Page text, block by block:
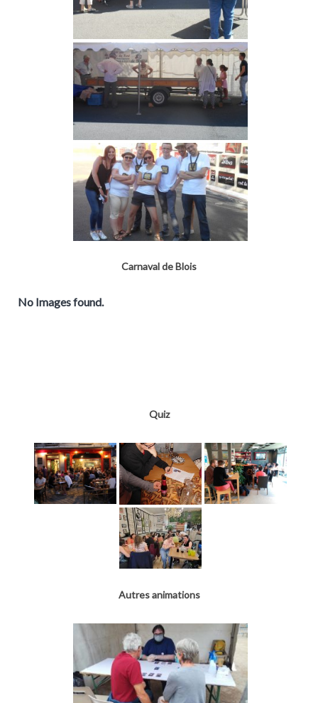
Carnaval de Blois
No Images found.
Quiz
Autres animations